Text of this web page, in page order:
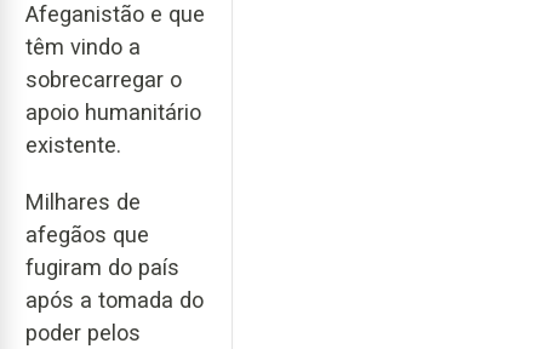
Afeganistão e que
têm vindo a
sobrecarregar o
apoio humanitário
existente.
Milhares de
afegãos que
fugiram do país
após a tomada do
poder pelos